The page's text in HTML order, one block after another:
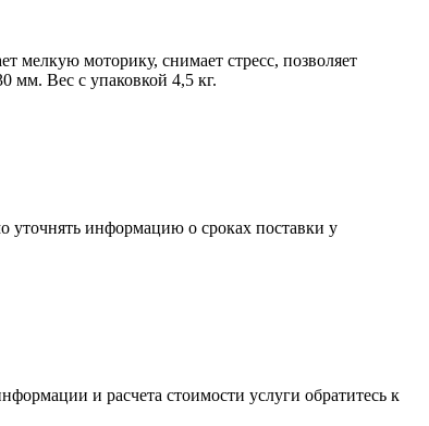
мелкую моторику, снимает стресс, позволяет
мм. Вес с упаковкой 4,5 кг.
уточнять информацию о сроках поставки у
и расчета стоимости услуги обратитесь к